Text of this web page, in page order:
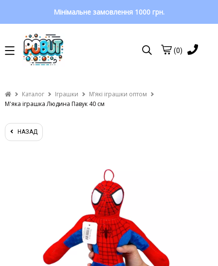
Мінімальне замовлення 1000 грн.
(0)
Каталог Іграшки
Мʼякі іграшки оптом
М'яка іграшка Людина Павук 40 см
НАЗАД